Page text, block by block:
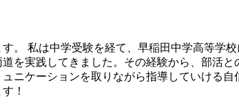
。 私は中学受験を経て、早稲田中学高等学
を実践してきました。その経験から、部活
ニケーションを取りながら指導していける
！